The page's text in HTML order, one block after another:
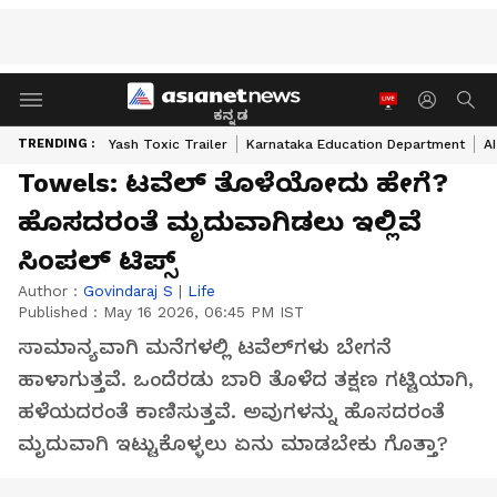
ಕನ್ನಡ
TRENDING : Yash Toxic Trailer Karnataka Education Department
Towels: ಟವೆಲ್ ತೊಳೆಯೋದು ಹೇಗೆ?
ಹೊಸದರಂತೆ ಮೃದುವಾಗಿಡಲು ಇಲ್ಲಿವೆ
ಸಿಂಪಲ್ ಟಿಪ್ಸ್
Author : Govindaraj S | Life
Published : May 16 2026, 06:45 PM IST
ಸಾಮಾನ್ಯವಾಗಿ ಮನೆಗಳಲ್ಲಿ ಟವೆಲ್‌ಗಳು ಬೇಗನೆ
ಹಾಳಾಗುತ್ತವೆ. ಒಂದೆರಡು ಬಾರಿ ತೊಳೆದ ತಕ್ಷಣ ಗಟ್ಟಿಯಾಗಿ,
ಹಳೆಯದರಂತೆ ಕಾಣಿಸುತ್ತವೆ. ಅವುಗಳನ್ನು ಹೊಸದರಂತೆ
ಮೃದುವಾಗಿ ಇಟ್ಟುಕೊಳ್ಳಲು ಏನು ಮಾಡಬೇಕು ಗೊತ್ತಾ?